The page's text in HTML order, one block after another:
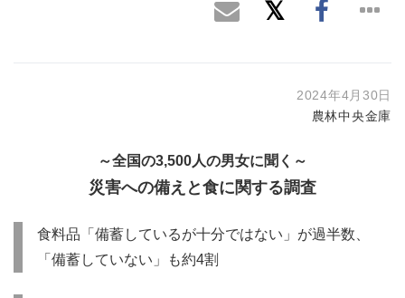
2024年4月30日
農林中央金庫
～全国の3,500人の男女に聞く～
災害への備えと食に関する調査
食料品「備蓄しているが十分ではない」が過半数、
「備蓄していない」も約4割